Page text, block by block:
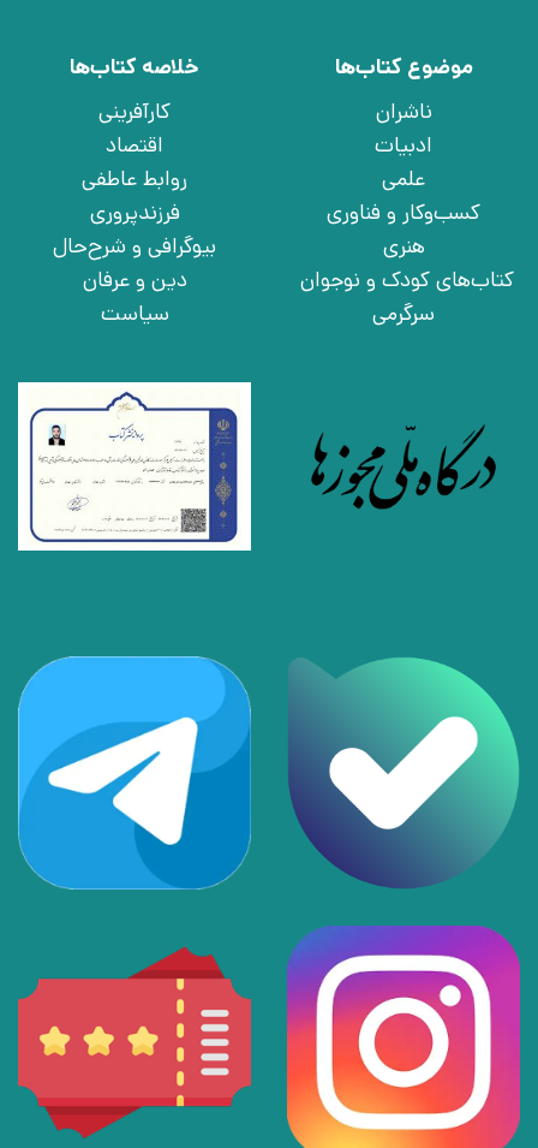
موضوع کتاب‌ها
ناشران
ادبیات
علمی
کسب‌وکار و فناوری
هنری
کتاب‌های کودک و نوجوان
سرگرمی
خلاصه کتاب‌ها
کارآفرینی
اقتصاد
روابط عاطفی
فرزندپروری
بیوگرافی و شرح‌حال
دین و عرفان
سیاست